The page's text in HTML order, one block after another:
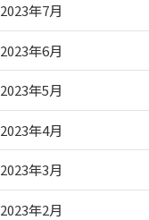
2023年7月
2023年6月
2023年5月
2023年4月
2023年3月
2023年2月